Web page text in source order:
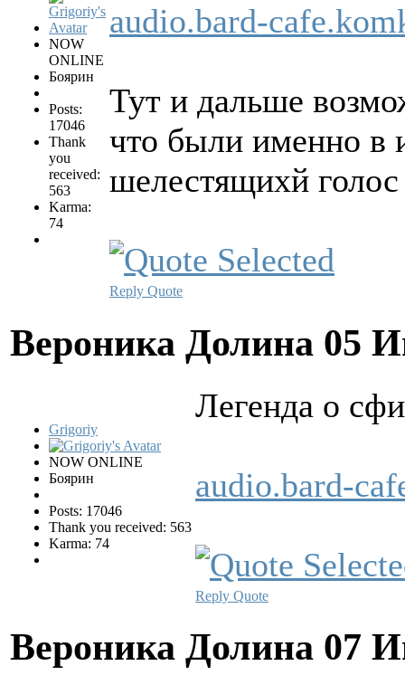
NOW
ONLINE
Боярин
Posts:
17046
Thank
you
received:
563
Karma:
74
audio.bard-
Тут и дальше
что были именно в
шелестящихй
Reply Quote
Вероника Долина 05
Grigoriy
NOW ONLINE
Боярин
Posts: 17046
Thank you received: 563
Karma: 74
Легенда о
audio.bard-
Reply Quote
Вероника Долина 07